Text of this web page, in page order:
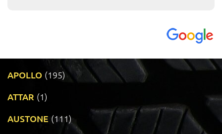
APOLLO (195)
ATTAR (1)
AUSTONE (111)